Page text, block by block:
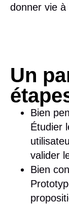
donner vie
Un
Bien
Étudier
valider
Bien